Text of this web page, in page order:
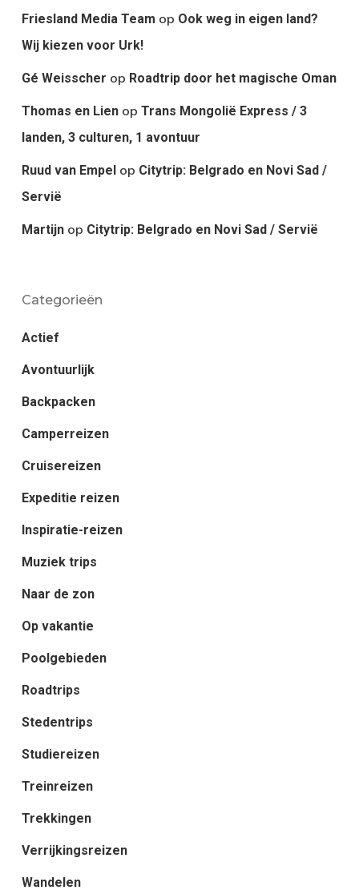
Friesland Media Team op Ook weg in eigen land?
Wij kiezen voor Urk!
Gé Weisscher op Roadtrip door het magische Oman
Thomas en Lienop Trans Mongolië Express / 3
landen, 3 culturen, 1 avontuur
Ruud van Empelop Citytrip: Belgrado en Novi Sad /
Servië
Martijnop Citytrip: Belgrado en Novi Sad / Servië
Categorieën
Actief
Avontuurlijk
Backpacken
Camperreizen
Cruisereizen
Expeditie reizen
Inspiratie-reizen
Muziek trips
Naar de zon
Op vakantie
Poolgebieden
Roadtrips
Stedentrips
Studiereizen
Treinreizen
Trekkingen
Verrijkingsreizen
Wandelen